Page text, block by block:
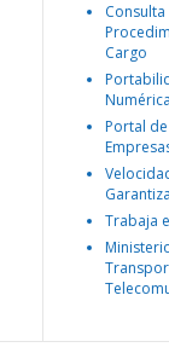
Consulta
Cargo
Portal
Trabaja